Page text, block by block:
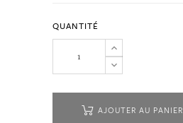
QUANTITÉ
AJOUTER AU PANIER